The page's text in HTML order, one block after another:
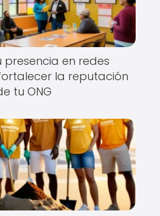
presencia en redes
la reputación
tu ONG